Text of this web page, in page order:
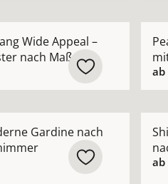
Wide Appeal –
nach Maß
ab
Gardine nach
ab